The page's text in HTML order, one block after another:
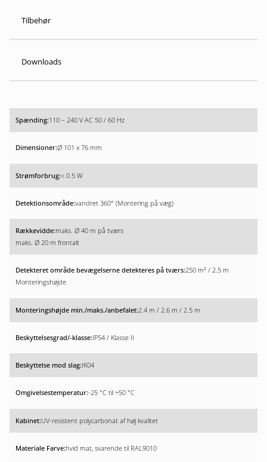
Tilbehør
Downloads
110 – 240 V AC 50 / 60 Hz
Ø 101 x 76 mm
< 0.5 W
vandret 360° (Montering på væg)
maks. Ø 40 m på tværs
maks. Ø 20 m frontalt
250 m² / 2.5 m
Monteringshøjde
2.4 m / 2.6 m / 2.5 m
IP54 / Klasse II
IK04
-25 °C til +50 °C
UV-resistent polycarbonat af høj kvalitet
hvid mat, svarende til RAL9010